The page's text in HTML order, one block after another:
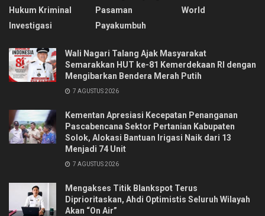
Hukum Kriminal
Investigasi
Pasaman
Payakumbuh
World
Wali Nagari Talang Ajak Masyarakat
Semarakkan HUT ke-81 Kemerdekaan RI dengan
Mengibarkan Bendera Merah Putih
7 AGUSTUS 2026
Kementan Apresiasi Kecepatan Penanganan
Pascabencana Sektor Pertanian Kabupaten
Solok, Alokasi Bantuan Irigasi Naik dari 13
Menjadi 74 Unit
7 AGUSTUS 2026
Mengakses Titik Blankspot Terus
Diprioritaskan, Ahdi Optimistis Seluruh Wilayah
Akan “On Air”